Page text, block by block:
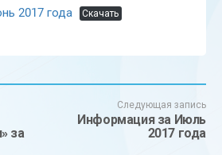
2017 года Скачать
за
Следующая запись
Информация за Июль
2017 года